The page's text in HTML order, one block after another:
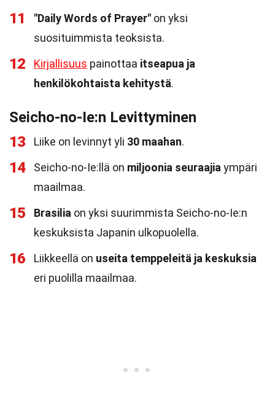
11 "Daily Words of Prayer" on yksi
suosituimmista teoksista.
12 Kirjallisuus painottaa itseapua ja
henkilökohtaista kehitystä.
Seicho-no-Ie:n Levittyminen
13
Liike on levinnyt yli 30 maahan.
14 Seicho-no-Ie:llä on miljoonia seuraajia ympäri
maailmaa.
15 Brasilia on yksi suurimmista Seicho-no-Ie:n
keskuksista Japanin ulkopuolella.
16 Liikkeellä on useita temppeleitä ja keskuksia
eri puolilla maailmaa.